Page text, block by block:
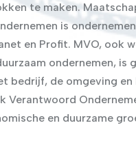
te maken.
is
en Profit. MVO, ook
ondernemen, is
bedrijf, de omgeving en
Verantwoord
en duurzame